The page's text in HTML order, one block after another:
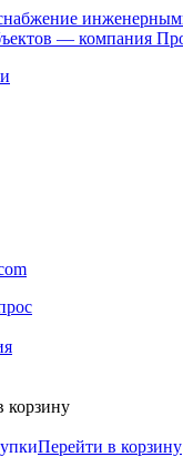
корзину
Перейти в корзину